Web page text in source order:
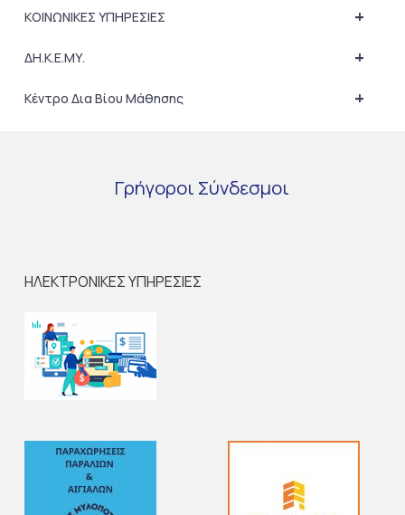
+
ΚΟΙΝΩΝΙΚΕΣ ΥΠΗΡΕΣΙΕΣ
+
ΔΗ.Κ.Ε.ΜΥ.
+
Κέντρο Δια Βίου Μάθησης
Γρήγοροι Σύνδεσμοι
ΗΛΕΚΤΡΟΝΙΚΕΣ ΥΠΗΡΕΣΙΕΣ